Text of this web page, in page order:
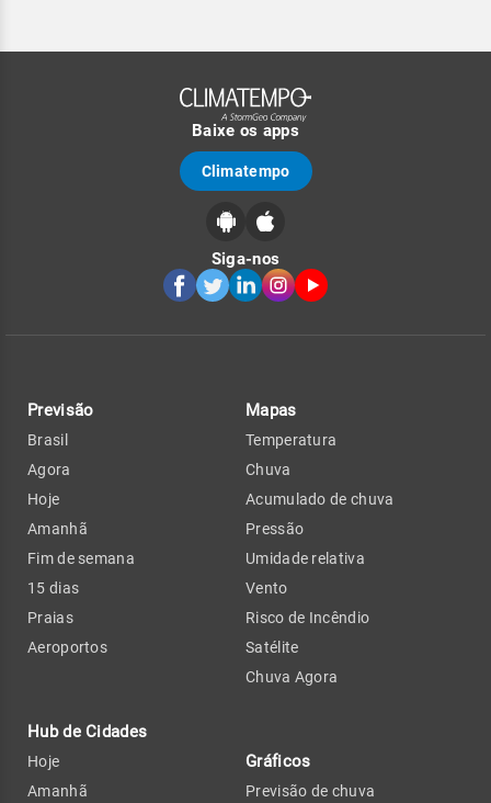
Baixe os apps
Climatempo
Siga-nos
Previsão
Brasil
Agora
Hoje
Amanhã
Fim de semana
15 dias
Praias
Aeroportos
Hub de Cidades
Hoje
Amanhã
Mapas
Temperatura
Chuva
Acumulado de chuva
Pressão
Umidade relativa
Vento
Risco de Incêndio
Satélite
Chuva Agora
Gráficos
Previsão de chuva